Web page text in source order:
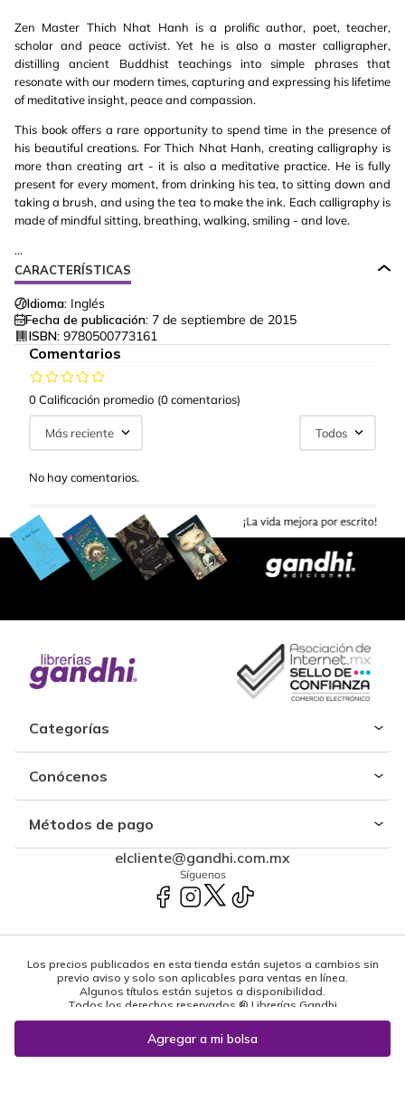
Zen Master Thich Nhat Hanh is a prolific author, poet, teacher,
scholar and peace activist. Yet he is also a master calligrapher,
distilling ancient Buddhist teachings into simple phrases that
resonate with our modern times, capturing and expressing his lifetime
of meditative insight, peace and compassion.
This book offers a rare opportunity to spend time in the presence of
his beautiful creations. For Thich Nhat Hanh, creating calligraphy is
more than creating art - it is also a meditative practice. He is fully
present for every moment, from drinking his tea, to sitting down and
taking a brush, and using the tea to make the ink. Each calligraphy is
made of mindful sitting, breathing, walking, smiling - and love.
...
CARACTERÍSTICAS
Idioma: Inglés
Fecha de publicación: 7 de septiembre de 2015
ISBN: 9780500773161
Comentarios
0 Calificación promedio (0 comentarios)
Más reciente Todos
No hay comentarios.
Categorías
Conócenos
Métodos de pago
elcliente@gandhi.com.mx
Síguenos
Los precios publicados en esta tienda están sujetos a cambios sin
previo aviso y solo son aplicables para ventas en línea.
Algunos títulos están sujetos a disponibilidad.
Todos los derechos reservados ® Librerías Gandhi